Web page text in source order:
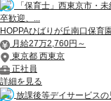
「保育士」西東京市・
卒歓迎、...
HOPPAひばりが丘南口保育園
月給27万2,760円～
東京都 西東京
正社員
詳細を見る
放課後等デイサービス